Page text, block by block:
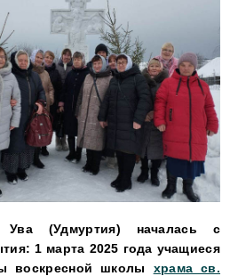
(Удмуртия) началась с
1 марта 2025 года учащиеся
воскресной школы храма св.